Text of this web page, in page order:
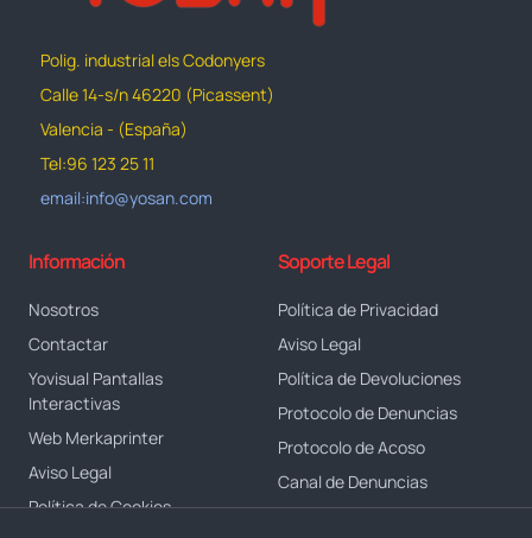
Polig. industrial els Codonyers
Calle 14-s/n 46220 (Picassent)
Valencia - (España)
Tel:96 123 25 11
email:info@yosan.com
Información
Nosotros
Contactar
Yovisual Pantallas
Interactivas
Web Merkaprinter
Aviso Legal
Política de Cookies
Soporte Legal
Política de Privacidad
Aviso Legal
Política de Devoluciones
Protocolo de Denuncias
Protocolo de Acoso
Canal de Denuncias